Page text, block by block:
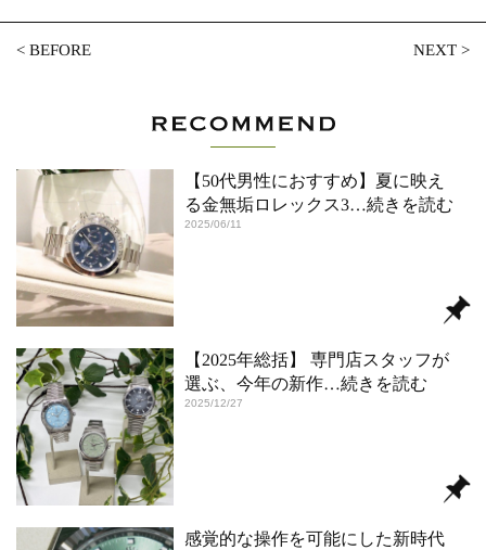
<BEFORE NEXT>
【50代男性におすすめ】夏に映え
る金無垢ロレックス3…続きを読む
2025/06/11
【2025年総括】 専門店スタッフが
選ぶ、今年の新作…続きを読む
2025/12/27
感覚的な操作を可能にした新時代